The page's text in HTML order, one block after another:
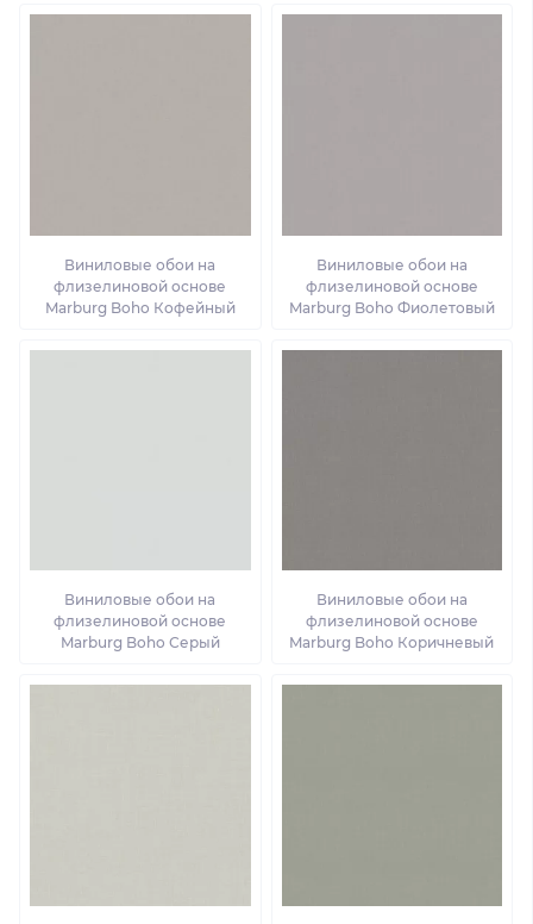
Виниловые обои на
флизелиновой основе
Marburg Boho Кофейный
Виниловые обои на
флизелиновой основе
Marburg Boho Фиолетовый
Виниловые обои на
флизелиновой основе
Marburg Boho Серый
Виниловые обои на
флизелиновой основе
Marburg Boho Коричневый